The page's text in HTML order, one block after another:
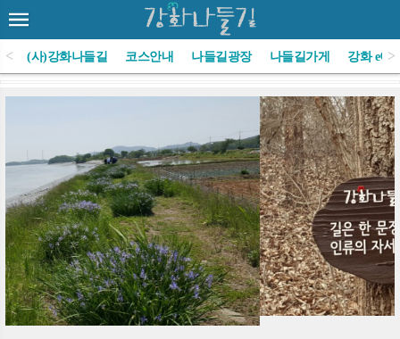
< (사)강화나들길 코스안내 나들길광장 나들길가게 강화 e야>